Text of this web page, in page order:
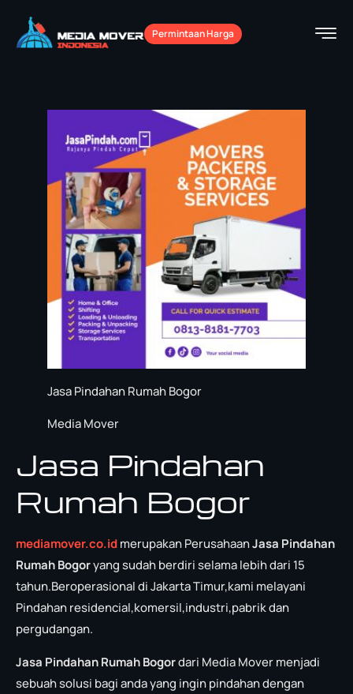
Permintaan Harga
Jasa Pindahan Rumah Bogor
Media Mover
Jasa Pindahan
Rumah Bogor
mediamover.co.idmerupakan PerusahaanJasa Pindahan
Rumah Bogoryang sudah berdiri selama lebih dari 15
tahun.Beroperasional di Jakarta Timur,kami melayani
Pindahan residencial,komersil,industri,pabrik dan
pergudangan.
Jasa Pindahan Rumah Bogordari Media Mover menjadi
sebuah solusi bagi anda yang ingin pindahan dengan